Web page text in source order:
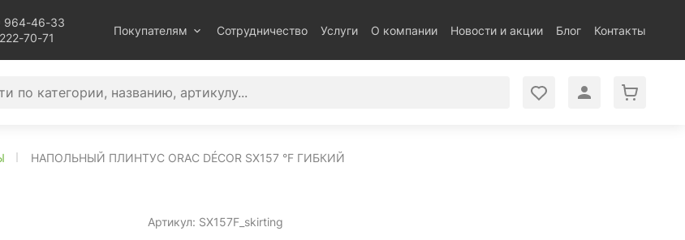
964-46-33
70-71
Покупателям Сотрудничество Услуги О компании Новости и акции Блог Контакты
НАПОЛЬНЫЙ ПЛИНТУС ORAC DÉCOR SX157 °F ГИБКИЙ
Артикул: SX157F_skirting